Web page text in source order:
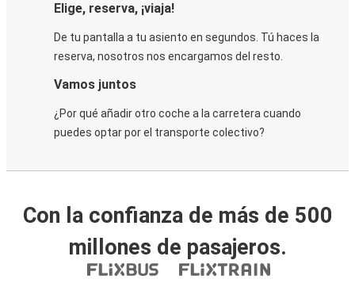
Elige, reserva, ¡viaja!
De tu pantalla a tu asiento en segundos. Tú haces la
reserva, nosotros nos encargamos del resto.
Vamos juntos
¿Por qué añadir otro coche a la carretera cuando
puedes optar por el transporte colectivo?
Con la confianza de más de 500
millones de pasajeros.